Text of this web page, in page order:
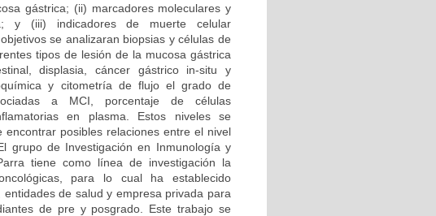
gástrica; (ii) marcadores moleculares y
y (iii) indicadores de muerte celular
se analizaran biopsias y células de
tipos de lesión de la mucosa gástrica
displasia, cáncer gástrico in-situ y
y citometría de flujo el grado de
a MCI, porcentaje de células
en plasma. Estos niveles se
posibles relaciones entre el nivel
grupo de Investigación en Inmunología y
tiene como línea de investigación la
para lo cual ha establecido
de salud y empresa privada para
de pre y posgrado. Este trabajo se